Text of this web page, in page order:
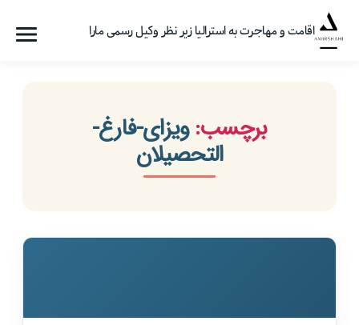
اقامت و مهاجرت به استرالیا زیر نظر وکیل رسمی مارا
برچسب:ویزای-فارغ-
التحصیلان